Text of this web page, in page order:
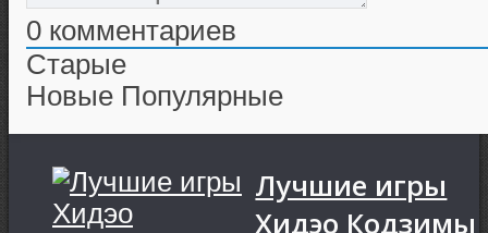
0 комментариев
Старые
Новые Популярные
Лучшие игры
Хидэо Кодзимы